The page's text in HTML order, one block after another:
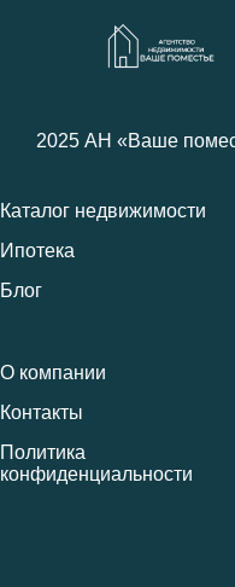
2025 АН «Ваше
Каталог недвижимости
Ипотека
Блог
О компании
Контакты
Политика
конфиденциальности